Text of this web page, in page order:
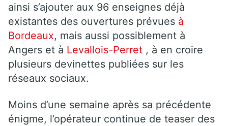
ainsi s’ajouter aux 96 enseignes déjà
existantes des ouvertures prévues à
Bordeaux, mais aussi possiblement à
Angers et à Levallois-Perret , à en croire
plusieurs devinettes publiées sur les
réseaux sociaux.
Moins d’une semaine après sa précédente
énigme, l’opérateur continue de teaser des